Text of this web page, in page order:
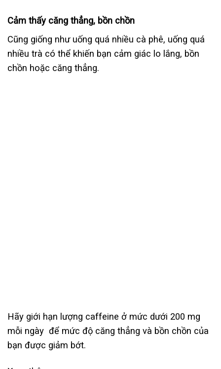
Cảm thấy căng thẳng, bồn chồn
Cũng giống như uống quá nhiều cà phê, uống quá
nhiều trà có thể khiến bạn cảm giác lo lắng, bồn
chồn hoặc căng thẳng.
Hãy giới hạn lượng caffeine ở mức dưới 200 mg
mỗi ngày để mức độ căng thẳng và bồn chồn của
bạn được giảm bớt.